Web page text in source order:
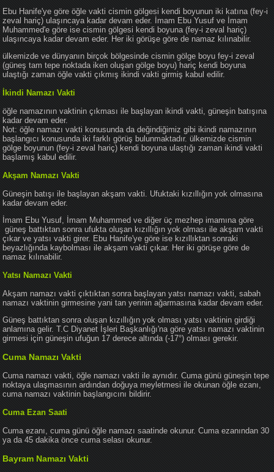
Ebu Hanife'ye göre öğle vakti cismin gölgesi kendi boyunun iki katına (fey-i
zeval hariç) ulaşıncaya kadar devam eder. İmam Ebu Yusuf ve İmam
Muhammed'e göre ise cismin gölgesi kendi boyuna (fey-i zeval hariç)
ulaşıncaya kadar devam eder. Her iki görüşe göre de namaz kılınabilir.
ülkemizde ve dünyanın birçok bölgesinde cismin gölge boyu fey-i zeval
(güneş tam tepe noktada iken oluşan gölge boyu) hariç kendi boyuna
ulaştığı zaman öğle vakti çıkmış ikindi vakti girmiş kabul edilir.
İkindi Namazı Vakti
öğle namazının vaktinin çıkması ile başlayan ikindi vakti, güneşin batışına
kadar devam eder.
Not: öğle namazı vakti konusunda da değindiğimiz gibi ikindi namazının
başlangıcı konusunda iki farklı görüş bulunmaktadır. ülkemizde cismin
gölge boyunun (fey-i zeval hariç) kendi boyuna ulaştığı zaman ikindi vakti
başlamış kabul edilir.
Akşam Namazı Vakti
Güneşin batışı ile başlayan akşam vakti. Ufuktaki kızıllığın yok olmasına
kadar devam eder.
İmam Ebu Yusuf, İmam Muhammed ve diğer üç mezhep imamına göre
güneş battıktan sonra ufukta oluşan kızıllığın yok olması ile akşam vakti
çıkar ve yatsı vakti girer. Ebu Hanife'ye göre ise kızıllıktan sonraki
beyazlığında kaybolması ile akşam vakti çıkar. Her iki görüşe göre de
namaz kılınabilir.
Yatsı Namazı Vakti
Akşam namazı vakti çıktıktan sonra başlayan yatsı namazı vakti, sabah
namazı vaktinin girmesine yani tan yerinin ağarmasına kadar devam eder.
Güneş battıktan sonra oluşan kızıllığın yok olması yatsı vaktinin girdiği
anlamına gelir. T.C Diyanet İşleri Başkanlığı'na göre yatsı namazı vaktinin
girmesi için güneşin ufuğun 17 derece altında (-17°) olması gerekir.
Cuma Namazı Vakti
Cuma namazı vakti, öğle namazı vakti ile aynıdır. Cuma günü güneşin tepe
noktaya ulaşmasının ardından doğuya meyletmesi ile okunan öğle ezanı,
cuma namazı vaktinin başlangıcını bildirir.
Cuma Ezan Saati
Cuma ezanı, cuma günü öğle namazı saatinde okunur. Cuma ezanından 30
ya da 45 dakika önce cuma selası okunur.
Bayram Namazı Vakti